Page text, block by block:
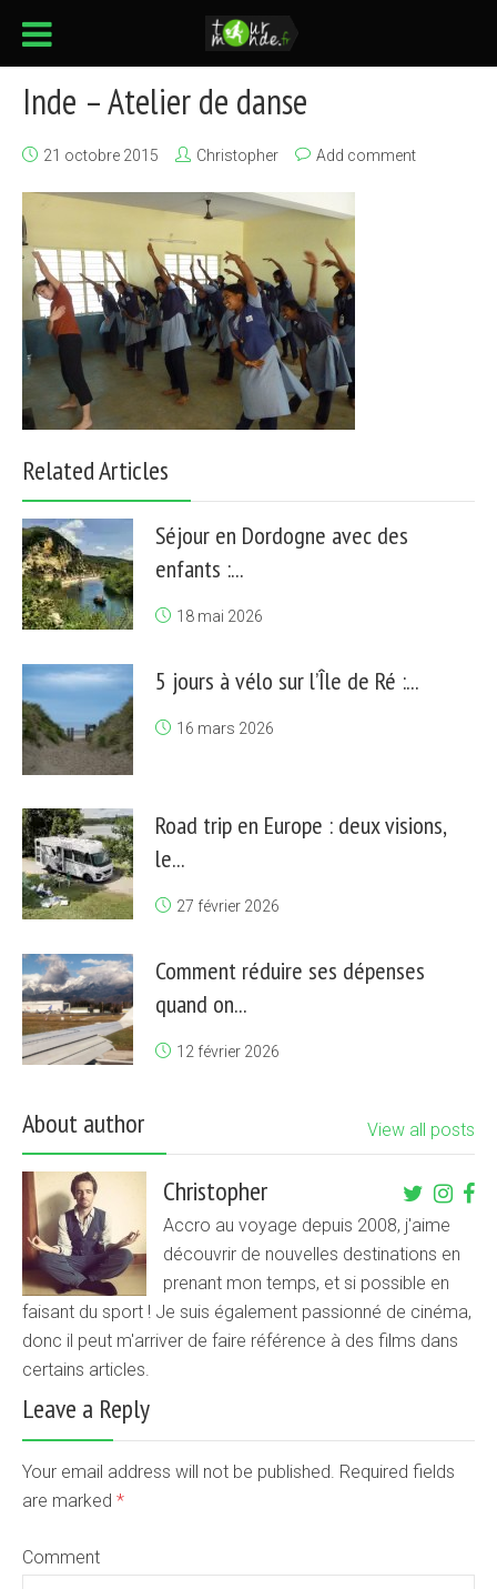
Inde – Atelier de danse
21 octobre 2015 Christopher Add comment
Related Articles
Séjour en Dordogne avec des
enfants :...
18 mai 2026
5 jours à vélo sur l’Île de Ré :...
16 mars 2026
Road trip en Europe : deux visions,
le...
27 février 2026
Comment réduire ses dépenses
quand on...
12 février 2026
About author View all posts
Christopher
Accro au voyage depuis 2008, j'aime
découvrir de nouvelles destinations en
prenant mon temps, et si possible en
faisant du sport ! Je suis également passionné de cinéma,
donc il peut m'arriver de faire référence à des films dans
certains articles.
Leave a Reply
Your email address will not be published. Required fields
are marked *
Comment